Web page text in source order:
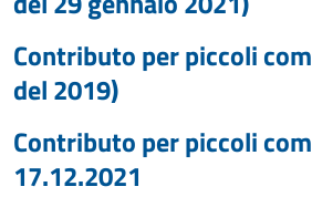
Contributo per piccoli
del 2019)
Contributo per piccoli
17.12.2021